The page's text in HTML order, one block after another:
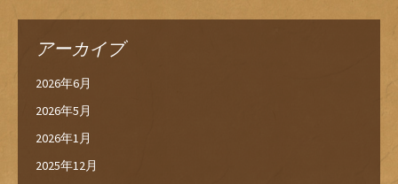
アーカイブ
2026年6月
2026年5月
2026年1月
2025年12月